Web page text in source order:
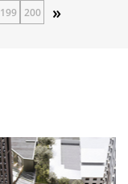
199 200 »